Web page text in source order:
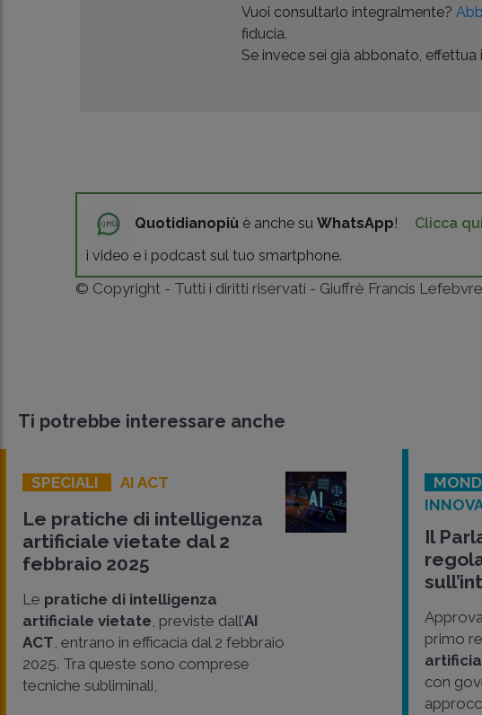
Vuoi consultarlo integralmente?
fiducia.
Se invece sei già abbonato, effettua
Quotidianopiù è anche suWhatsApp! Clicca qui
i video e i podcast sul tuo smartphone.
© Copyright - Tutti i diritti riservati - Giuffrè Francis Lefebvre
Ti potrebbe interessare anche
SPECIALI AI ACT
Le pratiche di intelligenza
artificiale vietate dal 2
febbraio 2025
Le pratiche di intelligenza
artificiale vietate , previste dall’AI
ACT , entrano in efficacia dal 2 febbraio
2025. Tra queste sono comprese
tecniche subliminali,
Il
primo
con